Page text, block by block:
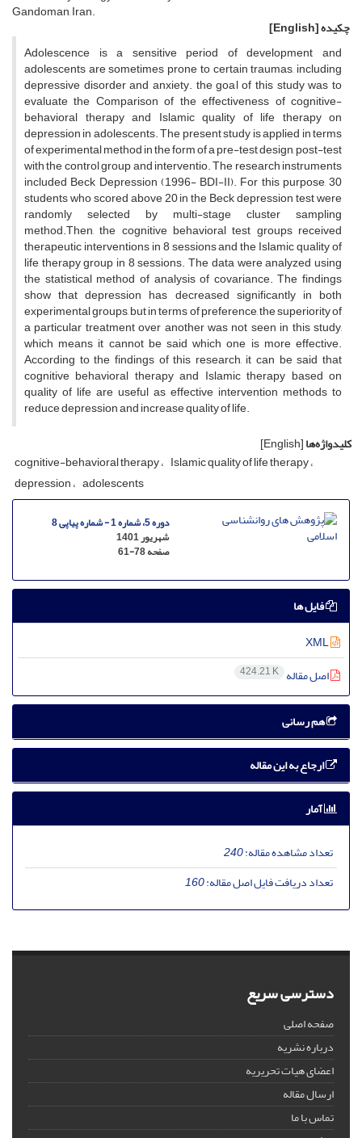
Gandoman, Iran.
چکیده[English]
Adolescence is a sensitive period of development and
adolescents are sometimes prone to certain traumas, including
depressive disorder and anxiety. the goal of this study was to
evaluate the Comparison of the effectiveness of cognitive-
behavioral therapy and Islamic quality of life therapy on
depression in adolescents. The present study is applied in terms
of experimental method in the form of a pre-test design, post-test
with the control group and interventio. The research instruments
included Beck Depression (1996- BDI-II). For this purpose, 30
students who scored above 20 in the Beck depression test were
randomly selected by multi-stage cluster sampling
method.Then, the cognitive behavioral test groups received
therapeutic interventions in 8 sessions and the Islamic quality of
life therapy group in 8 sessions. The data were analyzed using
the statistical method of analysis of covariance. The findings
show that depression has decreased significantly in both
experimental groups, but in terms of preference, the superiority of
a particular treatment over another was not seen in this study,
which means it cannot be said which one is more effective.
According to the findings of this research, it can be said that
cognitive behavioral therapy and Islamic therapy based on
quality of life are useful as effective intervention methods to
reduce depression and increase quality of life.
کلیدواژه‌ها[English]
cognitive-behavioral therapy Islamic quality of life therapy
depression adolescents
دوره 5، شماره 1 - شماره پیاپی 8
شهریور 1401
صفحه61-78
فایل ها
اصل مقاله 424.21 K
هم رسانی
ارجاع به این مقاله
آمار
تعداد مشاهده مقاله:240
تعداد دریافت فایل اصل مقاله:160
دسترسی سریع
صفحه اصلی
درباره نشریه
اعضای هیات تحریریه
ارسال مقاله
تماس با ما